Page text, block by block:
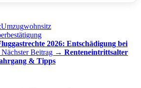
Umzugwohnsitz
2026: Entschädigung bei
Nächster Beitrag → Renteneintrittsalter
& Tipps